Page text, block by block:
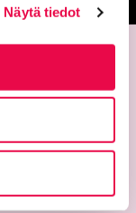
Näytä tiedot